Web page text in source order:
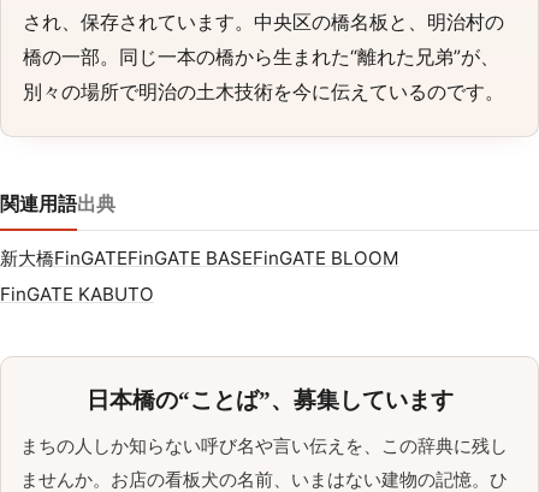
され、保存されています。中央区の橋名板と、明治村の
橋の一部。同じ一本の橋から生まれた“離れた兄弟”が、
別々の場所で明治の土木技術を今に伝えているのです。
関連用語出典
新大橋FinGATEFinGATE BASEFinGATE BLOOM
FinGATE KABUTO
日本橋の“ことば”、募集しています
まちの人しか知らない呼び名や言い伝えを、この辞典に残し
ませんか。お店の看板犬の名前、いまはない建物の記憶。ひ